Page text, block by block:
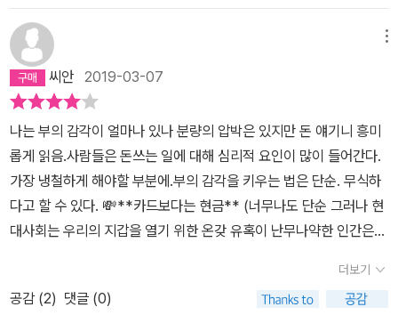
짊어지고 가야하기 때문, 마치 꿈같음)5) 공정함과 노력에 대하여 과
대평가함. 사람들은 지식과 숙련된 기술에 대한 댓가로 돈을 지불하
지는 않음 (금액지불의 기준은 노력의 외양) 공정함은 노력의 함수로
투명성을 통해 드러남6) 언어가 소비경험을 되살려 가치를 높인다7)
기대치가 상품의 가치를 높이거나 낮춘다8) 객관적으로 평가할 수 있
고 측정할 수 있는 지불만을 가지고 상품을 비교평가한다돈을 벌때
는, 다른 이득을 착취하거나 손해보게 해서 벌지말고 나와 사회 모두
이득이 되도록 유익하게 버는 방향으로 벌어야 한다
씨안 2019-03-07
나는 부의 감각이 얼마나 있나 분량의 압박은 있지만 돈 얘기니 흥미
롭게 읽음.사람들은 돈쓰는 일에 대해 심리적 요인이 많이 들어간다.
가장 냉철하게 해야할 부분에.부의 감각을 키우는 법은 단순. 무식하
다고 할 수 있다. 💸**카드보다는 현금** (너무나도 단순 그러나 현
대사회는 우리의 지갑을 열기 위한 온갖 유혹이 난무나약한 인간은
살림하며 돈을 제일 적게 쓴 해는 캐나다에서 1년살며 체크카드와 현
금만 쓸 때.궁핍하게 산 것도 아니고 문화생활도 하고 외식도 하고 커
더보기
공감 (2) 댓글 (0)